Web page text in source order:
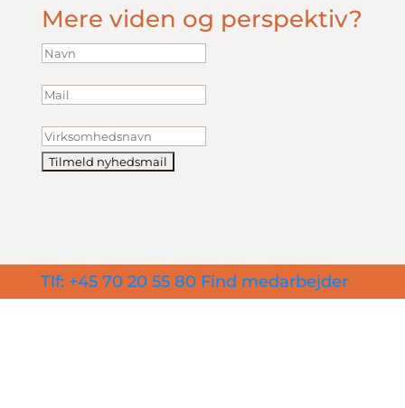
Mere viden og perspektiv?
Tlf: +45 70 20 55 80 Find medarbejder